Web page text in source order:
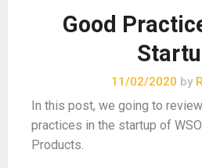
Good
11/02/2020 by
In this post, we going to
practices in the startup of
Products.